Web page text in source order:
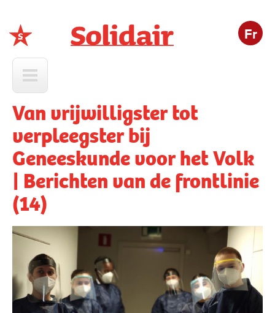
Fr
Van vrijwilligster tot
verpleegster bij
Geneeskunde voor het Volk
| Berichten van de frontlinie
(14)